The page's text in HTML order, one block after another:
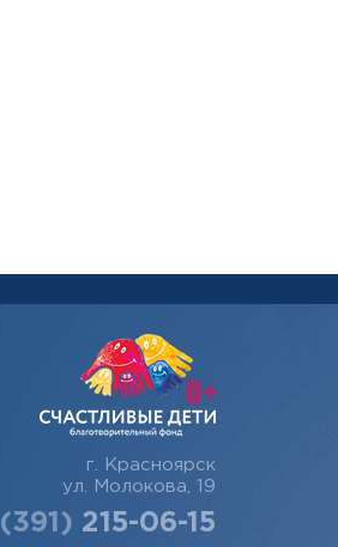
г. Красноярск
ул. Молокова, 19
(391) 215-06-15